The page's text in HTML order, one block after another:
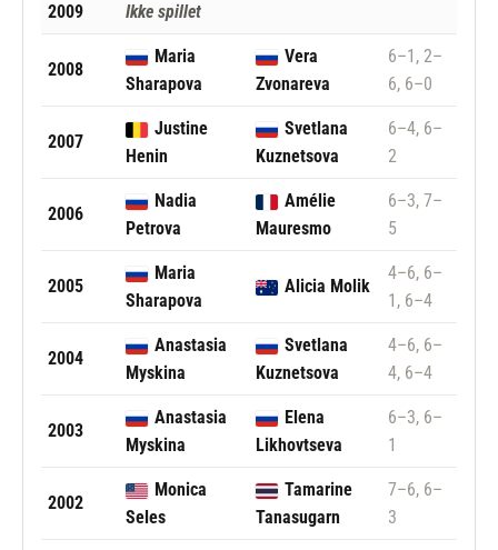
2009 Ikke spillet
2008
Maria
Sharapova
Vera
Zvonareva
6–1, 2–
6, 6–0
2007
Justine
Henin
Svetlana
Kuznetsova
6–4, 6–
2
2006
Nadia
Petrova
Amélie
Mauresmo
6–3, 7–
5
2005
Maria
Sharapova
Alicia Molik
4–6, 6–
1, 6–4
2004
Anastasia
Myskina
Svetlana
Kuznetsova
4–6, 6–
4, 6–4
2003
Anastasia
Myskina
Elena
Likhovtseva
6–3, 6–
1
2002
Monica
Seles
Tamarine
Tanasugarn
7–6, 6–
3